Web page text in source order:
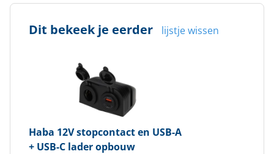
Dit bekeek je eerder lijstje wissen
Haba 12V stopcontact en USB-A
+ USB-C lader opbouw